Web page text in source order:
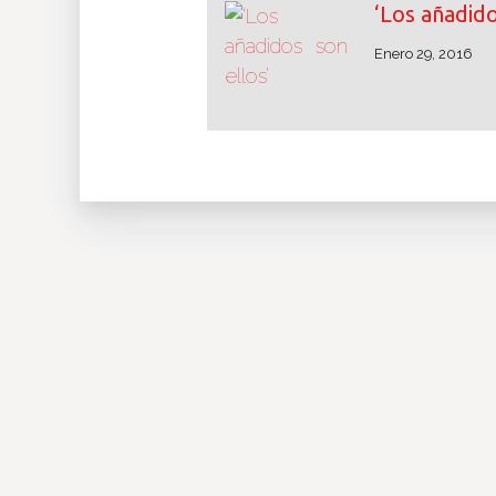
‘Los
Enero 29, 2016